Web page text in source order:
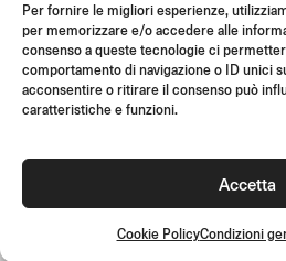
Per fornire le migliori esperienze,
per memorizzare e/o accedere alle
consenso a queste tecnologie ci
comportamento di navigazione o ID unici
acconsentire o ritirare il consenso può
caratteristiche e funzioni.
Accetta
Cookie PolicyCondizioni
SUPPORT & FAQ
RESI
ISTRUZIONI DI
LIMITED OFFERS
Unisciti alla community Rizoma e
offerte speciali!